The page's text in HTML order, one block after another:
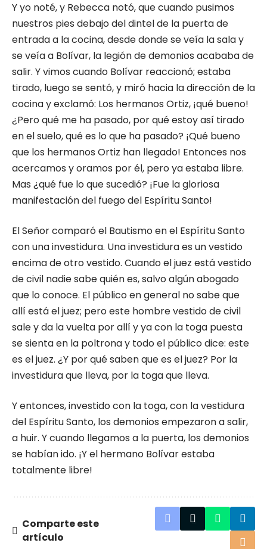
Y yo noté, y Rebecca notó, que cuando pusimos
nuestros pies debajo del dintel de la puerta de
entrada a la cocina, desde donde se veía la sala y
se veía a Bolívar, la legión de demonios acababa de
salir. Y vimos cuando Bolívar reaccionó; estaba
tirado, luego se sentó, y miró hacia la dirección de la
cocina y exclamó: Los hermanos Ortiz, ¡qué bueno!
¿Pero qué me ha pasado, por qué estoy así tirado
en el suelo, qué es lo que ha pasado? ¡Qué bueno
que los hermanos Ortiz han llegado! Entonces nos
acercamos y oramos por él, pero ya estaba libre.
Mas ¿qué fue lo que sucedió? ¡Fue la gloriosa
manifestación del fuego del Espíritu Santo!
El Señor comparó el Bautismo en el Espíritu Santo
con una investidura. Una investidura es un vestido
encima de otro vestido. Cuando el juez está vestido
de civil nadie sabe quién es, salvo algún abogado
que lo conoce. El público en general no sabe que
allí está el juez; pero este hombre vestido de civil
sale y da la vuelta por allí y ya con la toga puesta
se sienta en la poltrona y todo el público dice: este
es el juez. ¿Y por qué saben que es el juez? Por la
investidura que lleva, por la toga que lleva.
Y entonces, investido con la toga, con la vestidura
del Espíritu Santo, los demonios empezaron a salir,
a huir. Y cuando llegamos a la puerta, los demonios
se habían ido. ¡Y el hermano Bolívar estaba
totalmente libre!
Comparte este
artículo